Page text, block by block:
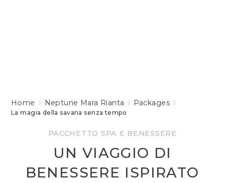
PACCHETTO SPA E BENESSERE
UN VIAGGIO DI
BENESSERE ISPIRATO
Home Neptune Mara Rianta Packages
La magia della savana senza tempo